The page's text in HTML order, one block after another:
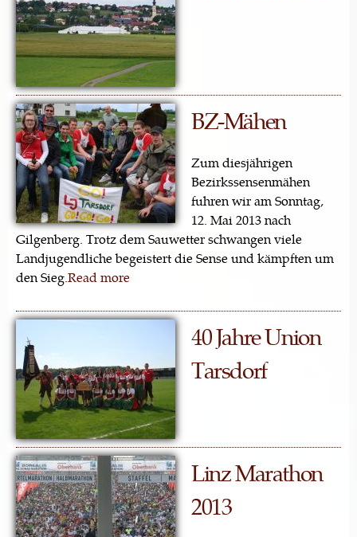
BZ-Mähen
Zum diesjährigen
Bezirkssensenmähen
fuhren wir am Sonntag,
12. Mai 2013 nach
Gilgenberg. Trotz dem Sauwetter schwangen viele
Landjugendliche begeistert die Sense und kämpften um
den Sieg.Read more
40 Jahre Union
Tarsdorf
Linz Marathon
2013